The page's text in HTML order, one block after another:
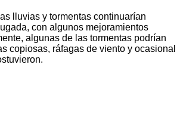
lluvias y tormentas continuarían
con algunos mejoramientos
algunas de las tormentas podrían
copiosas, ráfagas de viento y ocasional